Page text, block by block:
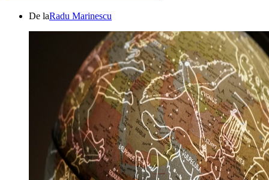
De laRadu Marinescu